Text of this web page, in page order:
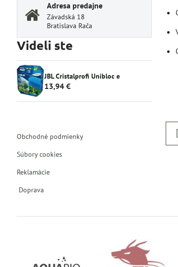
Adresa predajne
Závadská 18
Bratislava Rača
Videli ste
JBL Cristalprofi Unibloc e
13,94 €
Obchodné podmienky
Súbory cookies
Reklamácie
Doprava